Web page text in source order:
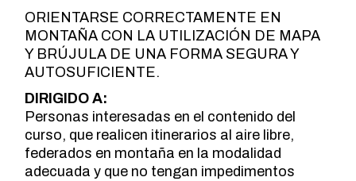
ORIENTARSE CORRECTAMENTE EN
MONTAÑA CON LA UTILIZACIÓN DE MAPA
Y BRÚJULA DE UNA FORMA SEGURA Y
AUTOSUFICIENTE.
DIRIGIDO A:
Personas interesadas en el contenido del
curso, que realicen itinerarios al aire libre,
federados en montaña en la modalidad
adecuada y que no tengan impedimentos